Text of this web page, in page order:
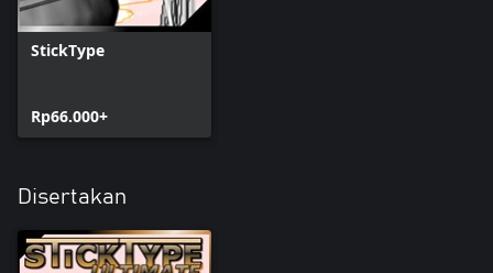
StickType
Rp66.000+
Disertakan